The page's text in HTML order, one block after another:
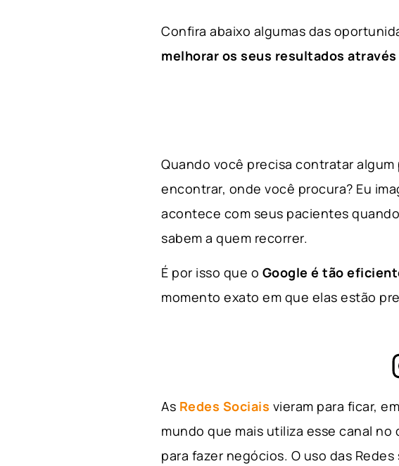
Confira abaixo algumas das
melhorar os seus resultados
Quando você precisa contratar
encontrar, onde você procura? Eu
acontece com seus pacientes
sabem a quem recorrer.
É por isso que o Google é tão
momento exato em que elas estão
As Redes Sociais vieram para ficar,
mundo que mais utiliza esse canal
para fazer negócios. O uso das